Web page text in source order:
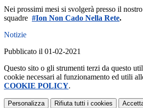
Nei prossimi mesi si svolgerà presso il
squadre #Ion Non Cado Nella Rete.
Notizie
Pubblicato il 01-02-2021
Questo sito o gli strumenti terzi da questo
cookie necessari al funzionamento ed utili
COOKIE POLICY.
Personalizza Rifiuta tutti i cookies